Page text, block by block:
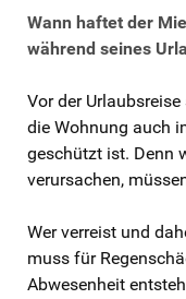
Wann haftet der
während seines
Vor der
die Wohnung auch
geschützt ist. Denn
verursachen,
Wer verreist und
muss für
Abwesenheit